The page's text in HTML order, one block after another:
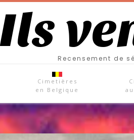
Ils
Recensement de
Cimetières
en Belgique